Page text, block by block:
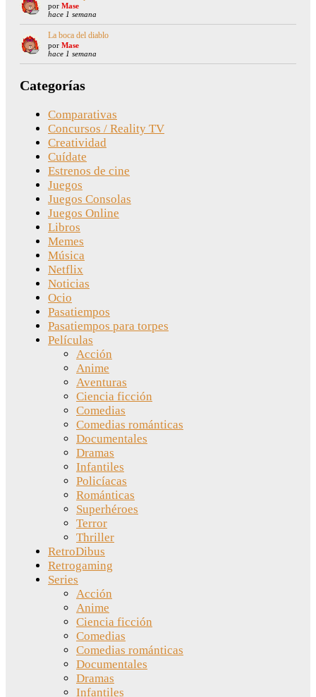
por Mase
hace 1 semana
La boca del diablo
por Mase
hace 1 semana
Categorías
Comparativas
Concursos / Reality TV
Creatividad
Cuídate
Estrenos de cine
Juegos
Juegos Consolas
Juegos Online
Libros
Memes
Música
Netflix
Noticias
Ocio
Pasatiempos
Pasatiempos para torpes
Películas
Acción
Anime
Aventuras
Ciencia ficción
Comedias
Comedias románticas
Documentales
Dramas
Infantiles
Policíacas
Románticas
Superhéroes
Terror
Thriller
RetroDibus
Retrogaming
Series
Acción
Anime
Ciencia ficción
Comedias
Comedias románticas
Documentales
Dramas
Infantiles